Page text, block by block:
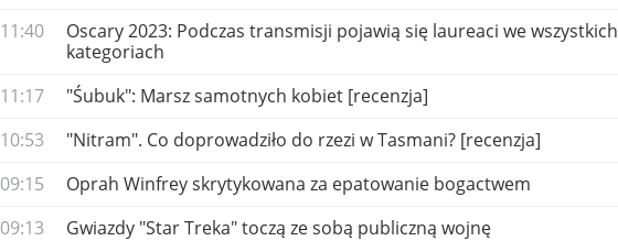
11:40
Oscary 2023: Podczas transmisji pojawią się laureaci we wszystkich
kategoriach
11:17
"Śubuk": Marsz samotnych kobiet [recenzja]
10:53
"Nitram". Co doprowadziło do rzezi w Tasmani? [recenzja]
09:15
Oprah Winfrey skrytykowana za epatowanie bogactwem
09:13
Gwiazdy "Star Treka" toczą ze sobą publiczną wojnę